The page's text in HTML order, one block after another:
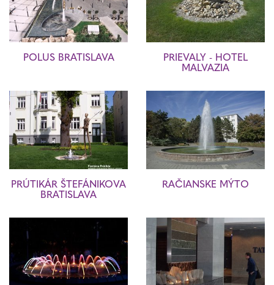
POLUS BRATISLAVA PRIEVALY - HOTEL
MALVAZIA
PRÚTIKÁR ŠTEFÁNIKOVA
BRATISLAVA
RAČIANSKE MÝTO